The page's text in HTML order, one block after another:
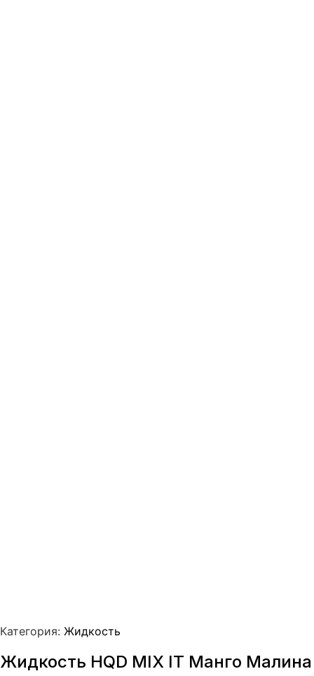
Категория: Жидкость
Жидкость HQD MIX IT Манго Малина